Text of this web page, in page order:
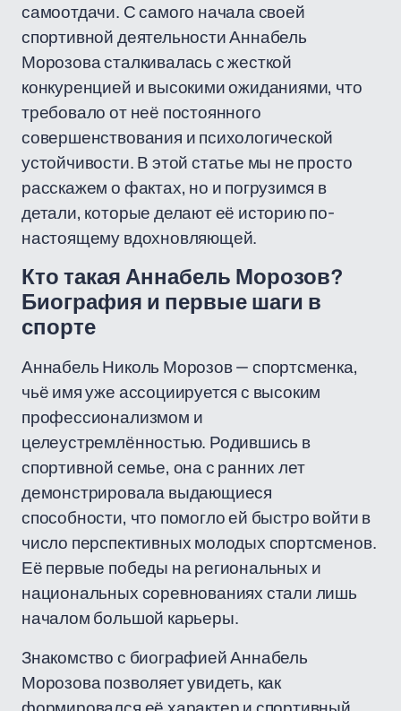
самоотдачи. С самого начала своей
спортивной деятельности Аннабель
Морозова сталкивалась с жесткой
конкуренцией и высокими ожиданиями, что
требовало от неё постоянного
совершенствования и психологической
устойчивости. В этой статье мы не просто
расскажем о фактах, но и погрузимся в
детали, которые делают её историю по-
настоящему вдохновляющей.
Кто такая Аннабель Морозов?
Биография и первые шаги в
спорте
Аннабель Николь Морозов — спортсменка,
чьё имя уже ассоциируется с высоким
профессионализмом и
целеустремлённостью. Родившись в
спортивной семье, она с ранних лет
демонстрировала выдающиеся
способности, что помогло ей быстро войти в
число перспективных молодых спортсменов.
Её первые победы на региональных и
национальных соревнованиях стали лишь
началом большой карьеры.
Знакомство с биографией Аннабель
Морозова позволяет увидеть, как